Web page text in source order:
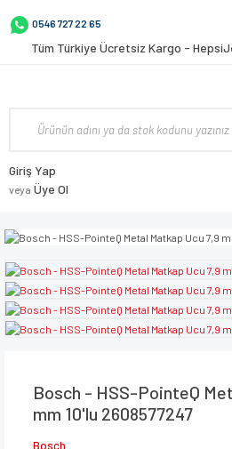
0546 727 22 65
Tüm Türkiye Ücretsiz Kargo -
Giriş Yap
veya Üye Ol
Bosch - HSS-PointeQ
mm 10'lu 2608577247
Bosch